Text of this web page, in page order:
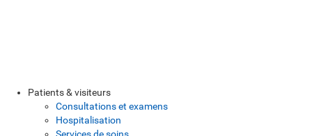
Patients & visiteurs
Consultations et examens
Hospitalisation